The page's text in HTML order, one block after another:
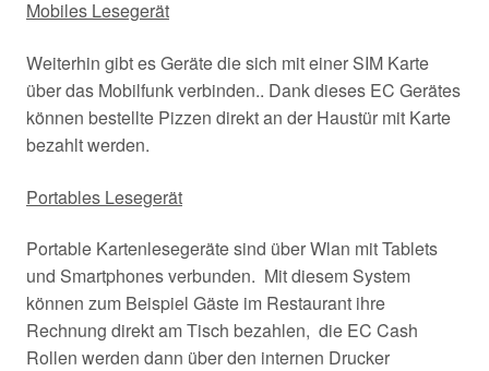
Mobiles Lesegerät
Weiterhin gibt es Geräte die sich mit einer SIM Karte
über das Mobilfunk verbinden.. Dank dieses EC Gerätes
können bestellte Pizzen direkt an der Haustür mit Karte
bezahlt werden.
Portables Lesegerät
Portable Kartenlesegeräte sind über Wlan mit Tablets
und Smartphones verbunden. Mit diesem System
können zum Beispiel Gäste im Restaurant ihre
Rechnung direkt am Tisch bezahlen, die EC Cash
Rollen werden dann über den internen Drucker